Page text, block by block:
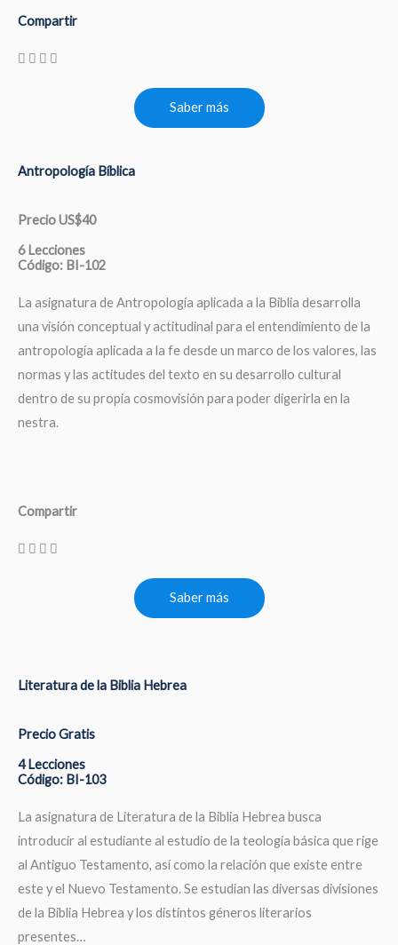
Compartir
Saber más
Antropología Bíblica
Precio US$40
6 Lecciones
Código: BI-102
La asignatura de Antropología aplicada a la Biblia desarrolla
una visión conceptual y actitudinal para el entendimiento de la
antropología aplicada a la fe desde un marco de los valores, las
normas y las actitudes del texto en su desarrollo cultural
dentro de su propia cosmovisión para poder digerirla en la
nestra.
Compartir
Saber más
Literatura de la Biblia Hebrea
Precio Gratis
4 Lecciones
Código: BI-103
La asignatura de Literatura de la Biblia Hebrea busca
introducir al estudiante al estudio de la teología básica que rige
al Antiguo Testamento, así como la relación que existe entre
este y el Nuevo Testamento. Se estudian las diversas divisiones
de la Biblia Hebrea y los distintos géneros literarios
presentes…